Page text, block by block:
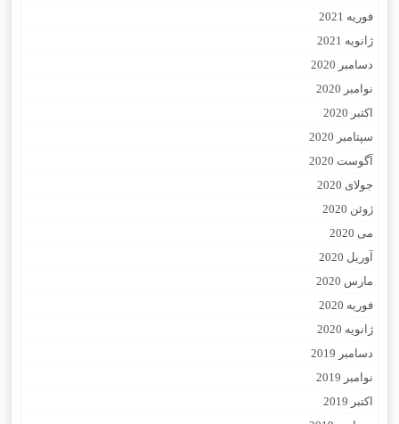
فوریه 2021
ژانویه 2021
دسامبر 2020
نوامبر 2020
اکتبر 2020
سپتامبر 2020
آگوست 2020
جولای 2020
ژوئن 2020
می 2020
آوریل 2020
مارس 2020
فوریه 2020
ژانویه 2020
دسامبر 2019
نوامبر 2019
اکتبر 2019